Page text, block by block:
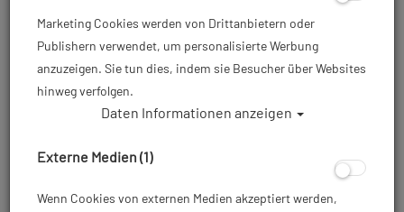
Artikelnr.: bar-diver
Marketing Cookies werden von Drittanbietern oder
Publishern verwendet, um personalisierte Werbung
anzuzeigen. Sie tun dies, indem sie Besucher über Websites
hinweg verfolgen.
Daten Informationen anzeigen
Externe Medien (1)
Wenn Cookies von externen Medien akzeptiert werden,